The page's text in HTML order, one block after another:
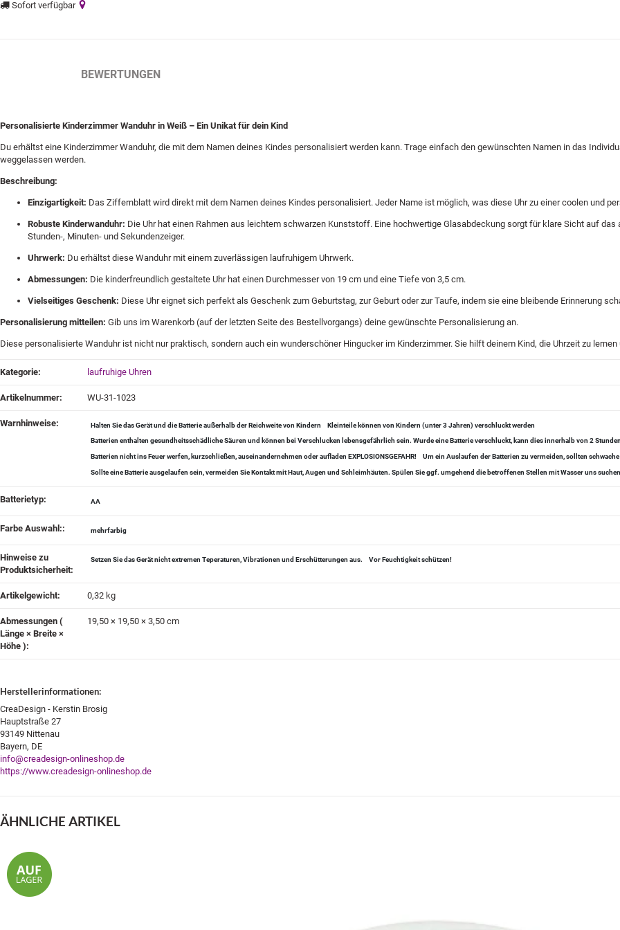
Sofort verfügbar
BEWERTUNGEN
Personalisierte Kinderzimmer Wanduhr in Weiß – Ein Unikat für dein Kind
Du erhältst eine Kinderzimmer Wanduhr, die mit dem Namen deines Kindes personalisiert werden kann. Trage einfach den gewünschten Namen in das
weggelassen werden.
Beschreibung:
Einzigartigkeit: Das Ziffernblatt wird direkt mit dem Namen deines Kindes personalisiert. Jeder Name ist möglich, was diese Uhr zu einer coolen und
Robuste Kinderwanduhr: Die Uhr hat einen Rahmen aus leichtem schwarzen Kunststoff. Eine hochwertige Glasabdeckung sorgt für klare Sicht auf
Stunden-, Minuten- und Sekundenzeiger.
Uhrwerk: Du erhältst diese Wanduhr mit einem zuverlässigen laufruhigem Uhrwerk.
Abmessungen: Die kinderfreundlich gestaltete Uhr hat einen Durchmesser von 19 cm und eine Tiefe von 3,5 cm.
Vielseitiges Geschenk: Diese Uhr eignet sich perfekt als Geschenk zum Geburtstag, zur Geburt oder zur Taufe, indem sie eine bleibende Erinnerung
Personalisierung mitteilen: Gib uns im Warenkorb (auf der letzten Seite des Bestellvorgangs) deine gewünschte Personalisierung an.
Diese personalisierte Wanduhr ist nicht nur praktisch, sondern auch ein wunderschöner Hingucker im Kinderzimmer. Sie hilft deinem Kind, die Uhrzeit zu
Produkteigenschaft
Wert
Kategorie: laufruhige Uhren
Artikelnummer: WU-31-1023
Warnhinweise‍: Halten Sie das Gerät und die Batterie außerhalb der Reichweite von Kindern Kleinteile können von Kindern (unter 3 Jahren) verschluckt werden
Batterien enthalten gesundheitsschädliche Säuren und können bei Verschlucken lebensgefährlich sein. Wurde eine Batterie verschluckt, kann dies innerhalb von 2
Batterien nicht ins Feuer werfen, kurzschließen, auseinandernehmen oder aufladen EXPLOSIONSGEFAHR! Um ein Auslaufen der Batterien zu vermeiden, sollten
Sollte eine Batterie ausgelaufen sein, vermeiden Sie Kontakt mit Haut, Augen und Schleimhäuten. Spülen Sie ggf. umgehend die betroffenen Stellen mit Wasser uns
Batterietyp‍: AA
Farbe Auswahl:‍: mehrfarbig
Hinweise zu
Produktsicherheit‍:
Setzen Sie das Gerät nicht extremen Teperaturen, Vibrationen und Erschütterungen aus. Vor Feuchtigkeit schützen!
Artikelgewicht‍: 0,32 kg
Abmessungen (
Länge × Breite ×
Höhe )‍:
19,50 × 19,50 × 3,50 cm
Herstellerinformationen:
CreaDesign - Kerstin Brosig
Hauptstraße 27
93149 Nittenau
Bayern, DE
info@creadesign-onlineshop.de
https://www.creadesign-onlineshop.de
ÄHNLICHE ARTIKEL